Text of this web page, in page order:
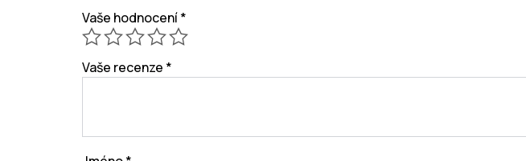
Vaše hodnocení*
Vaše recenze *